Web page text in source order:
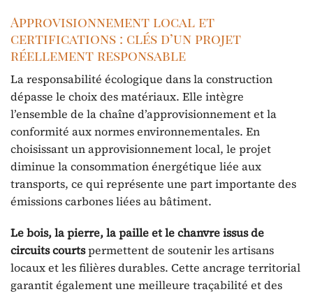
Approvisionnement local et
certifications : clés d’un projet
réellement responsable
La responsabilité écologique dans la construction
dépasse le choix des matériaux. Elle intègre
l’ensemble de la chaîne d’approvisionnement et la
conformité aux normes environnementales. En
choisissant un approvisionnement local, le projet
diminue la consommation énergétique liée aux
transports, ce qui représente une part importante des
émissions carbones liées au bâtiment.
Le bois, la pierre, la paille et le chanvre issus de
circuits courtspermettent de soutenir les artisans
locaux et les filières durables. Cette ancrage territorial
garantit également une meilleure traçabilité et des